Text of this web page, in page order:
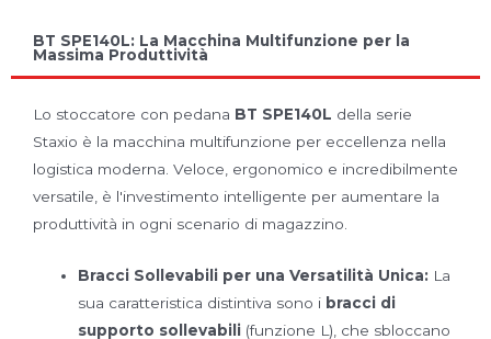
BT SPE140L: La Macchina Multifunzione per la
Massima Produttività
Lo stoccatore con pedana BT SPE140L della serie
Staxio è la macchina multifunzione per eccellenza nella
logistica moderna. Veloce, ergonomico e incredibilmente
versatile, è l'investimento intelligente per aumentare la
produttività in ogni scenario di magazzino.
Bracci Sollevabili per una Versatilità Unica: La
sua caratteristica distintiva sono i bracci di
supporto sollevabili (funzione L), che sbloccano